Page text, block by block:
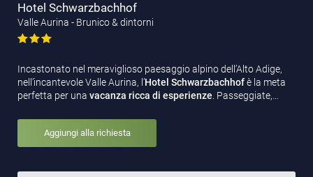
Hotel Schwarzbachhof
Valle Aurina - Brunico & dintorni
Incastonato nel meraviglioso paesaggio alpino dell’Alto Adige,
nell’incantevole Valle Aurina, l’Hotel Schwarzbachhofè la meta
perfetta per una vacanza ricca di esperienze. Passeggiate,…
Aggiungi alla richiesta